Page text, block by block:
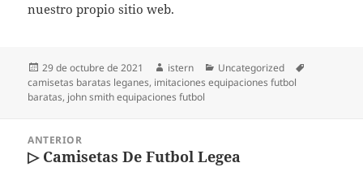
nuestro propio sitio web.
Publicado
el
29 de octubre de 2021 Autor
istern Categorías
Uncategorized
camisetas baratas leganes, imitaciones equipaciones futbol
baratas, john smith equipaciones futbol
entradas
ANTERIOR
Entrada
▷ Camisetas De Futbol Legea